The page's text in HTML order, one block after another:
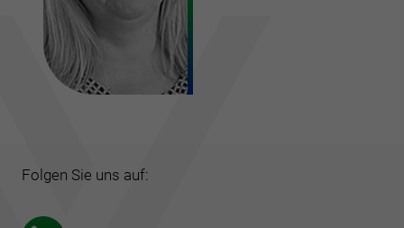
Folgen Sie uns auf: